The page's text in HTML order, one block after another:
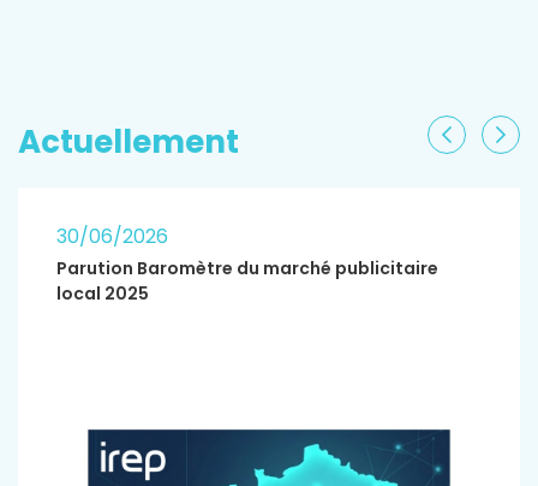
Actuellement
30/06/2026
Parution Baromètre du marché publicitaire
local 2025